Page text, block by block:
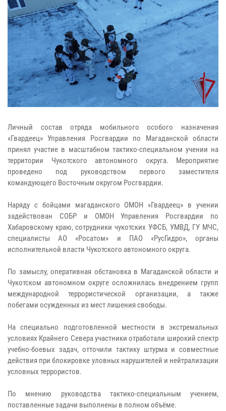
Личный состав отряда мобильного особого назначения
«Гвардеец» Управления Росгвардии по Магаданской области
принял участие в масштабном тактико-специальном учении на
территории Чукотского автономного округа. Мероприятие
проведено под руководством первого заместителя
командующего Восточным округом Росгвардии.
Наряду с бойцами магаданского ОМОН «Гвардеец» в учении
задействован СОБР и ОМОН Управления Росгвардии по
Хабаровскому краю, сотрудники чукотских УФСБ, УМВД, ГУ МЧС,
специалисты АО «Росатом» и ПАО «РусГидро», органы
исполнительной власти Чукотского автономного округа.
По замыслу, оперативная обстановка в Магаданской области и
Чукотском автономном округе осложнилась внедрением групп
международной террористической организации, а также
побегами осужденных из мест лишения свободы.
На специально подготовленной местности в экстремальных
условиях Крайнего Севера участники отработали широкий спектр
учебно-боевых задач, отточили тактику штурма и совместные
действия при блокировке уловных нарушителей и нейтрализации
условных террористов.
По мнению руководства тактико-специальным учением,
поставленные задачи выполнены в полном объёме.